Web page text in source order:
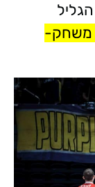
של משחק-